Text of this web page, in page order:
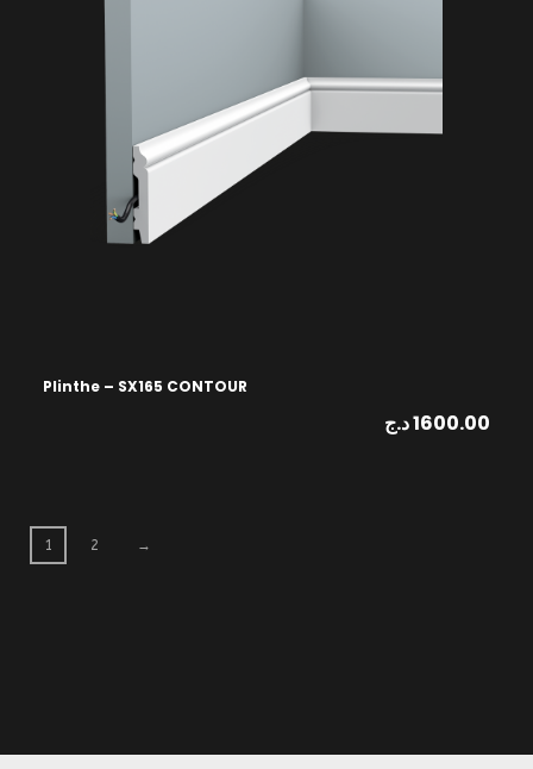
Plinthe – SX165 CONTOUR
1600.00د.ج
1 2 →